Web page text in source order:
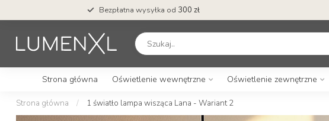
Bezpłatna wysyłka od 300 zł
Strona główna Oświetlenie wewnętrzne Oświetlenie zewnętrzne
Strona główna / 1 światło lampa wisząca Lana - Wariant 2